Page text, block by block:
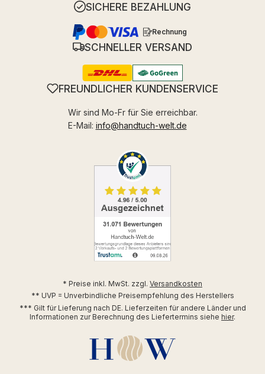
SICHERE BEZAHLUNG
Rechnung
SCHNELLER VERSAND
FREUNDLICHER KUNDENSERVICE
Wir sind Mo-Fr für Sie erreichbar.
E-Mail: info@handtuch-welt.de
* Preise inkl. MwSt. zzgl. Versandkosten
** UVP = Unverbindliche Preisempfehlung des Herstellers
*** Gilt für Lieferung nach DE. Lieferzeiten für andere Länder und
Informationen zur Berechnung des Liefertermins siehe hier.